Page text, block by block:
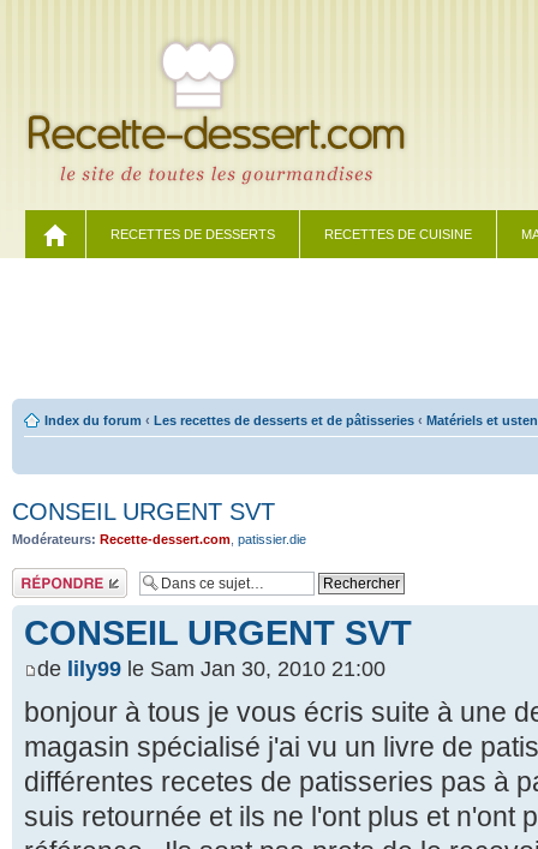
RECETTES DE DESSERTS RECETTES DE CUISINE
Index du forum ‹ Les recettes de desserts et de pâtisseries ‹ Matériels et
CONSEIL URGENT SVT
Modérateurs: Recette-dessert.com patissier.die
Répondre
CONSEIL URGENT SVT
de lily99 le Sam Jan 30, 2010 21:00
bonjour à tous je vous écris suite à une
magasin spécialisé j'ai vu un livre de
différentes recetes de patisseries pas à
suis retournée et ils ne l'ont plus et n'ont